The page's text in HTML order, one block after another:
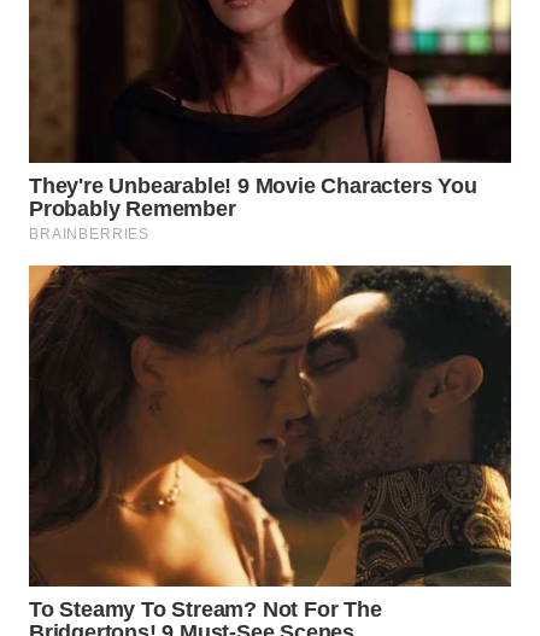
BOGOR
WN
WN